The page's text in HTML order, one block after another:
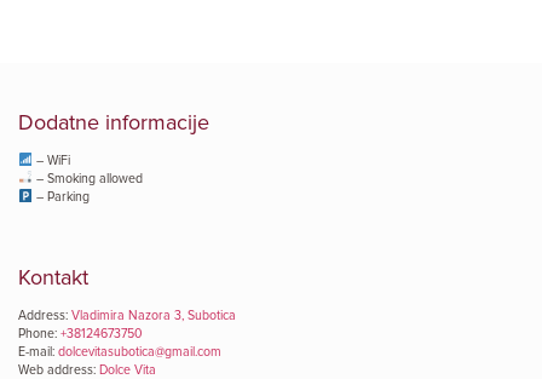
Dodatne informacije
– WiFi
– Smoking allowed
– Parking
Kontakt
Address: Vladimira Nazora 3, Subotica
Phone: +38124673750
E-mail: dolcevitasubotica@gmail.com
Web address: Dolce Vita